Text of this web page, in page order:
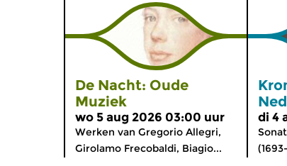
De Nacht: Oude
Muziek
wo 5 aug 2026 03:00 uur
Werken van Gregorio Allegri,
Girolamo Frecobaldi, Biagio...
di 4